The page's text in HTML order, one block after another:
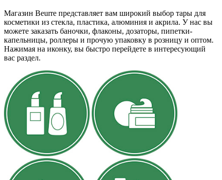
Магазин Beurre представляет вам широкий выбор тары для
косметики из стекла, пластика, алюминия и акрила. У нас вы
можете заказать баночки, флаконы, дозаторы, пипетки-
капельницы, роллеры и прочую упаковку в розницу и оптом.
Нажимая на иконку, вы быстро перейдете в интересующий
вас раздел.